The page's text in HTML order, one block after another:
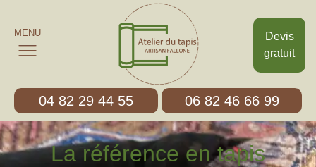
Devis
gratuit
MENU
04 82 29 44 55 06 82 46 66 99
La référence en tapis